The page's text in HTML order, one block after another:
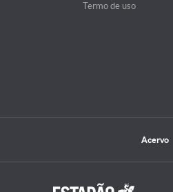
Termo de uso
Acervo